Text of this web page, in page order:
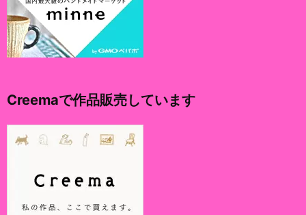
Creemaで作品販売しています